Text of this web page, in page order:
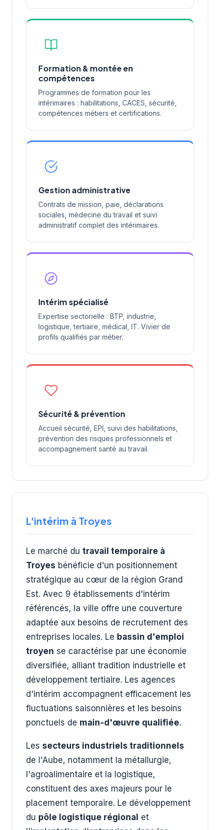
Formation & montée en
compétences
Programmes de formation pour les
intérimaires : habilitations, CACES, sécurité,
compétences métiers et certifications.
Gestion administrative
Contrats de mission, paie, déclarations
sociales, médecine du travail et suivi
administratif complet des intérimaires.
Intérim spécialisé
Expertise sectorielle : BTP, industrie,
logistique, tertiaire, médical, IT. Vivier de
profils qualifiés par métier.
Sécurité & prévention
Accueil sécurité, EPI, suivi des habilitations,
prévention des risques professionnels et
accompagnement santé au travail.
L'intérim à Troyes
Le marché du travail temporaire à
Troyes bénéficie d'un positionnement
stratégique au cœur de la région Grand
Est. Avec 9 établissements d'intérim
référencés, la ville offre une couverture
adaptée aux besoins de recrutement des
entreprises locales. Le bassin d'emploi
troyen se caractérise par une économie
diversifiée, alliant tradition industrielle et
développement tertiaire. Les agences
d'intérim accompagnent efficacement les
fluctuations saisonnières et les besoins
ponctuels de main-d'œuvre qualifiée.
Les secteurs industriels traditionnels
de l'Aube, notamment la métallurgie,
l'agroalimentaire et la logistique,
constituent des axes majeurs pour le
placement temporaire. Le développement
du pôle logistique régional et